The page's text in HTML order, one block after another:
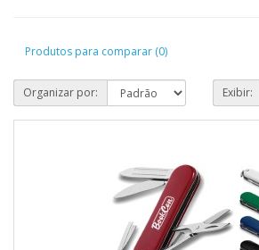
Produtos para comparar (0)
Organizar por: Exibir: